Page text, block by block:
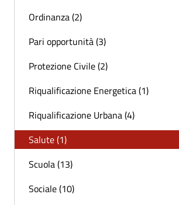
Ordinanza (2)
Pari opportunità (3)
Protezione Civile (2)
Riqualificazione Energetica (1)
Riqualificazione Urbana (4)
Salute (1)
Scuola (13)
Sociale (10)